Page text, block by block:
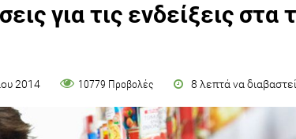
για τις ενδείξεις στα
2014 10779 Προβολές 8 λεπτά να διαβαστεί